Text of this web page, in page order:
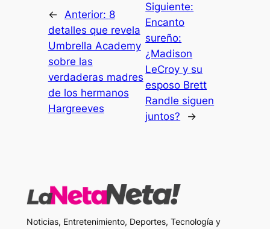
← Anterior: 8
detalles que revela
Umbrella Academy
sobre las
verdaderas madres
de los hermanos
Hargreeves
Siguiente:
Encanto
sureño:
¿Madison
LeCroy y su
esposo Brett
Randle siguen
juntos?
→
Noticias, Entretenimiento, Deportes, Tecnología y